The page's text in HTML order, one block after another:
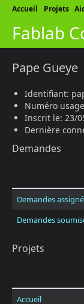
Accueil Projets
Fablab
Pape Gueye
Identifiant:
Numéro
Inscrit le: 23/
Dernière
Demandes
Demandes
Demandes
Projets
Accueil